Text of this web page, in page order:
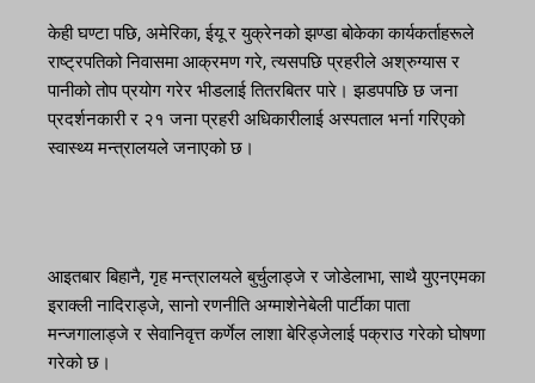
केही घण्टा पछि, अमेरिका, ईयू र युक्रेनको झण्डा बोकेका कार्यकर्ताहरूले
राष्ट्रपतिको निवासमा आक्रमण गरे, त्यसपछि प्रहरीले अश्रुग्यास र
पानीको तोप प्रयोग गरेर भीडलाई तितरबितर पारे। झडपपछि छ जना
प्रदर्शनकारी र २१ जना प्रहरी अधिकारीलाई अस्पताल भर्ना गरिएको
स्वास्थ्य मन्त्रालयले जनाएको छ।
आइतबार बिहानै, गृह मन्त्रालयले बुर्चुलाड्जे र जोडेलाभा, साथै युएनएमका
इराक्ली नादिराड्जे, सानो रणनीति अग्माशेनेबेली पार्टीका पाता
मन्जगालाड्जे र सेवानिवृत्त कर्णेल लाशा बेरिड्जेलाई पक्राउ गरेको घोषणा
गरेको छ।